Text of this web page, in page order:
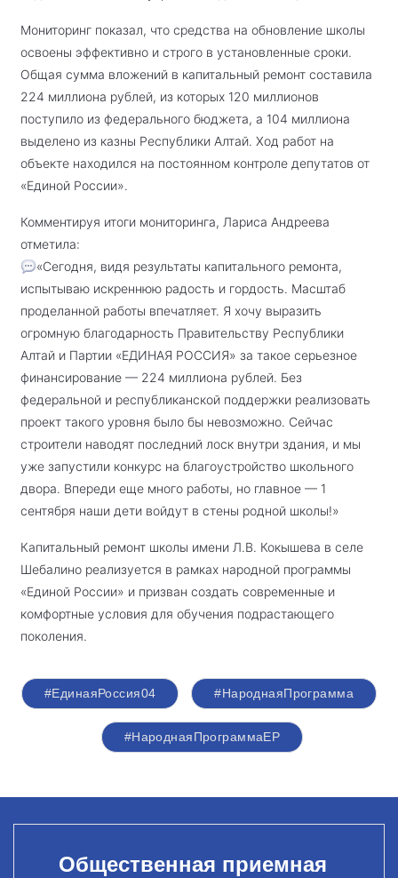
Мониторинг показал, что средства на обновление школы
освоены эффективно и строго в установленные сроки.
Общая сумма вложений в капитальный ремонт составила
224 миллиона рублей, из которых 120 миллионов
поступило из федерального бюджета, а 104 миллиона
выделено из казны Республики Алтай. Ход работ на
объекте находился на постоянном контроле депутатов от
«Единой России».
Комментируя итоги мониторинга, Лариса Андреева
отметила:
«Сегодня, видя результаты капитального ремонта,
испытываю искреннюю радость и гордость. Масштаб
проделанной работы впечатляет. Я хочу выразить
огромную благодарность Правительству Республики
Алтай и Партии «ЕДИНАЯ РОССИЯ» за такое серьезное
финансирование — 224 миллиона рублей. Без
федеральной и республиканской поддержки реализовать
проект такого уровня было бы невозможно. Сейчас
строители наводят последний лоск внутри здания, и мы
уже запустили конкурс на благоустройство школьного
двора. Впереди еще много работы, но главное — 1
сентября наши дети войдут в стены родной школы!»
Капитальный ремонт школы имени Л.В. Кокышева в селе
Шебалино реализуется в рамках народной программы
«Единой России» и призван создать современные и
комфортные условия для обучения подрастающего
поколения.
#ЕдинаяРоссия04 #НароднаяПрограмма
#НароднаяПрограммаЕР
Общественная приемная